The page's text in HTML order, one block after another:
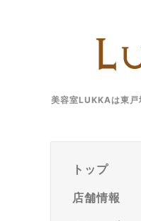
美容室LUKKAは東戸
トップ
店舗情報